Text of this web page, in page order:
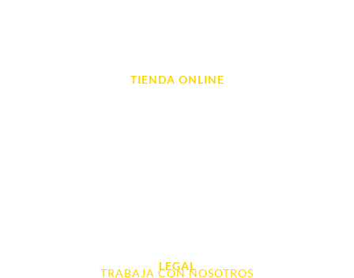
TIENDA ONLINE
LEGAL
TRABAJA CON NOSOTROS